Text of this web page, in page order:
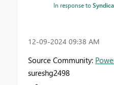
In response to
‎12-09-2024 09:38 AM
Source Community:
sureshg2498